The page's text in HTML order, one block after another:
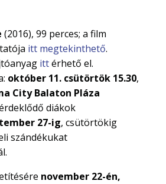
(2016), 99 perces; a film
itt megtekinthető.
ittérhető el.
október 11. csütörtök 15.30,
City Balaton Pláza
diákok
27-ig, csütörtökig
szándékukat
november 22-én,